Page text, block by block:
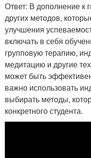
Ответ: В дополнение к
других методов,
улучшения
включать в себя
групповую терапию,
медитацию и другие
может быть
важно использовать
выбирать методы,
конкретного студента.